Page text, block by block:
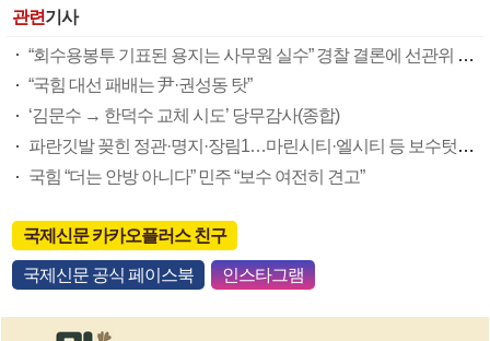
관련기사
“회수용봉투 기표된 용지는 사무원 실수” 경찰 결론에 선관위 부실 투표관리 도마(종합)
“국힘 대선 패배는 尹·권성동 탓”
‘김문수 → 한덕수 교체 시도’ 당무감사(종합)
파란깃발 꽂힌 정관·명지·장림1…마린시티·엘시티 등 보수텃밭도 미세변화 감지
국힘 “더는 안방 아니다” 민주 “보수 여전히 견고”
국제신문 카카오플러스 친구
국제신문 공식 페이스북 인스타그램